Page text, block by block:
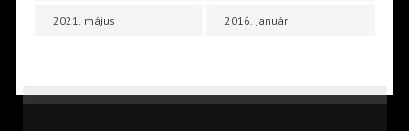
2021. május 2016. január